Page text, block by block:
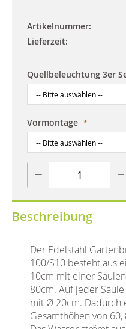
Artikelnummer
Lieferzeit
Quellbeleuchtung 3er
Vormontage
Beschreibung
Der Edelstahl
100/S10 besteht aus
10cm mit einer
80cm. Auf jeder
mit Ø 20cm. Dadurch
Gesamthöhen von